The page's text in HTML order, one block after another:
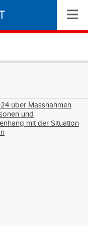
≡
über Massnahmen
und
mit der Situation